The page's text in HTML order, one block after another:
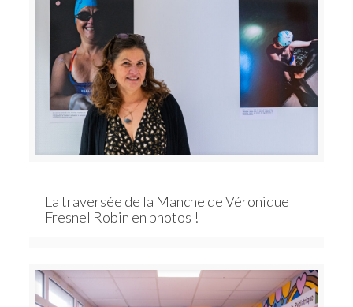
La traversée de la Manche de Véronique
Fresnel Robin en photos !